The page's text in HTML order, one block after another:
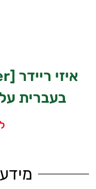
בעברית על